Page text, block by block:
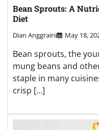
Bean Sprouts: A
Diet
Dian Anggraini May 18,
Bean sprouts, the
mung beans and
staple in many
crisp […]